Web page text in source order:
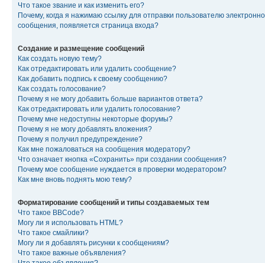
Что такое звание и как изменить его?
Почему, когда я нажимаю ссылку для отправки пользователю
сообщения, появляется страница входа?
Создание и размещение сообщений
Как создать новую тему?
Как отредактировать или удалить сообщение?
Как добавить подпись к своему сообщению?
Как создать голосование?
Почему я не могу добавить больше вариантов ответа?
Как отредактировать или удалить голосование?
Почему мне недоступны некоторые форумы?
Почему я не могу добавлять вложения?
Почему я получил предупреждение?
Как мне пожаловаться на сообщения модератору?
Что означает кнопка «Сохранить» при создании сообщения?
Почему мое сообщение нуждается в проверки модератором?
Как мне вновь поднять мою тему?
Форматирование сообщений и типы создаваемых тем
Что такое BBCode?
Могу ли я использовать HTML?
Что такое смайлики?
Могу ли я добавлять рисунки к сообщениям?
Что такое важные объявления?